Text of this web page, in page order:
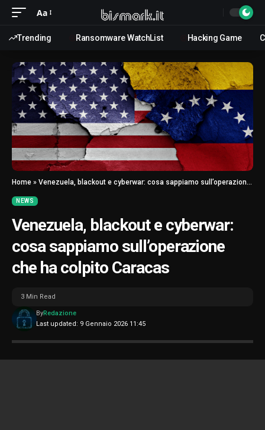
Aa
Trending Ransomware WatchList Hacking Game
Home » Venezuela, blackout e cyberwar: cosa sappiamo sull’operazione che ha colpito Caracas
NEWS
Venezuela, blackout e cyberwar:
cosa sappiamo sull’operazione
che ha colpito Caracas
Last updated: 9 Gennaio 2026 11:45
ByRedazione
3 Min Read